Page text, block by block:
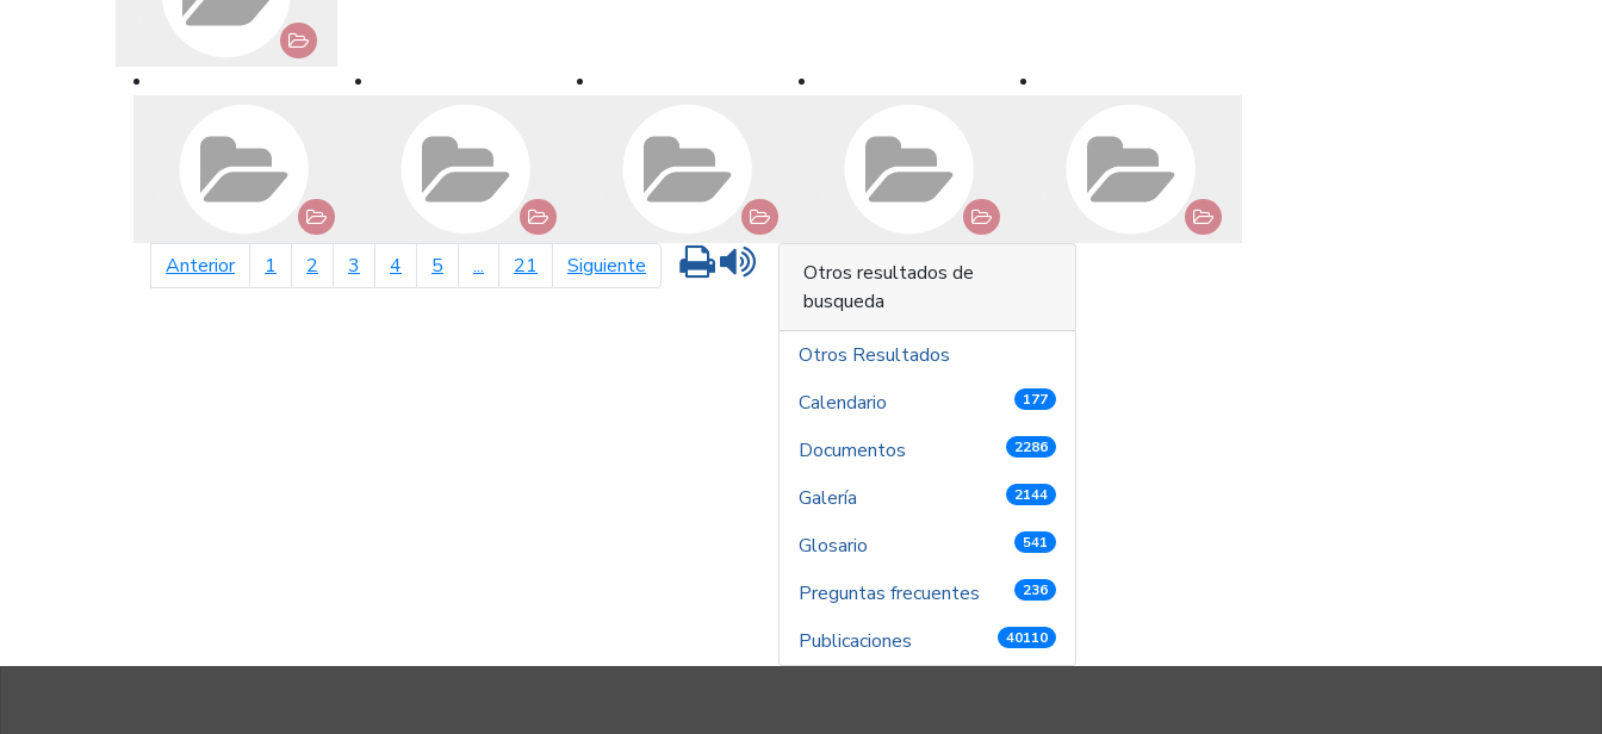
Anteriorpágina anterior
1 2 3 4 5 ... 21 Siguiente página siguiente
Imprimir
Otros resultados de
busqueda
Otros Resultados
Calendario
177
Documentos 2286
Galería 2144
Glosario 541
Preguntas frecuentes 236
Publicaciones 40110